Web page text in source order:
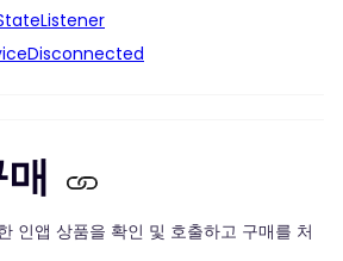
인앱 상품을 확인 및 호출하고 구매를 처